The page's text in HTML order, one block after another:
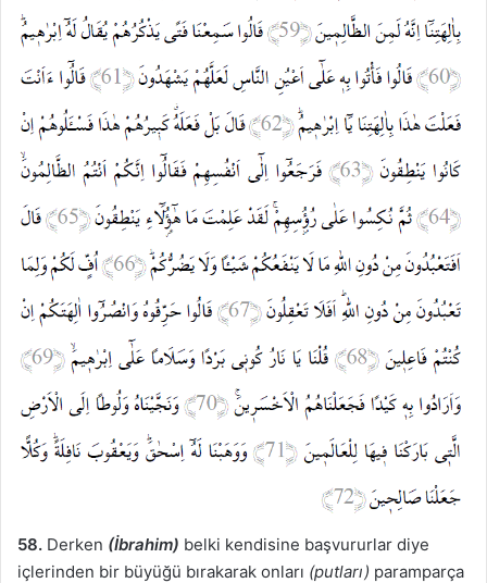
58. Derken (İbrahim) belki kendisine başvururlar diye
içlerinden bir büyüğü bırakarak onları (putları) paramparça